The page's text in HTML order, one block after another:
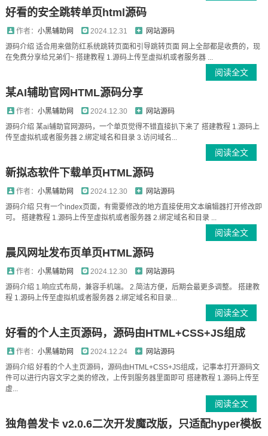
好看的安全跳转单页html源码
作者： 小黑辅助网 2024.12.31
网站源码
源码介绍 适合用来做防红系统跳转页面和引导跳转页面 网上全部都是收费的，现
在免费分享给兄弟们~ 搭建教程 1.源码上传至虚拟机或者服务器 ...
阅读全文
某AI辅助官网HTML源码分享
作者： 小黑辅助网 2024.12.30
网站源码
源码介绍 某ai辅助官网源码，一个单页觉得不错直接扒下来了 搭建教程 1.源码上
传至虚拟机或者服务器 2.绑定域名和目录 3.访问域名...
阅读全文
新拟态软件下载单页HTML源码
作者： 小黑辅助网 2024.12.30
网站源码
源码介绍 只有一个index页面，有需要修改的地方直接使用文本编辑器打开修改即
可。 搭建教程 1.源码上传至虚拟机或者服务器 2.绑定域名和目录 ...
阅读全文
晨风网址发布页单页HTML源码
作者： 小黑辅助网 2024.12.30
网站源码
源码介绍 1.响应式布局，兼容手机端。 2.简洁方便，后期会最更多调整。 搭建教
程 1.源码上传至虚拟机或者服务器 2.绑定域名和目录...
阅读全文
好看的个人主页源码，源码由HTML+CSS+JS组成
作者： 小黑辅助网 2024.12.24
网站源码
源码介绍 好看的个人主页源码，源码由HTML+CSS+JS组成，记事本打开源码文
件可以进行内容文字之类的修改，上传到服务器里面即可 搭建教程 1.源码上传至
虚...
阅读全文
独角兽发卡 v2.0.6二次开发魔改版，只适配hyper模板